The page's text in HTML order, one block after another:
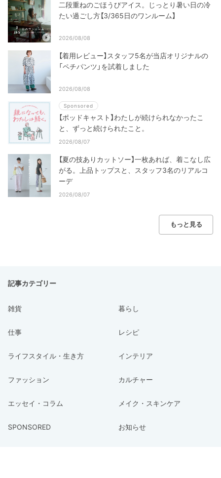
二段重ねのごほうびアイス。じっとり暑い日の冷
たい過ごし方【3/365日のワンルーム】
2026/08/08
【着用レビュー】スタッフ5名が当店オリジナルの
「ペチパンツ」を試着しました
2026/08/08
Sponsored
【ポッドキャスト】わたしが続けられなかったこ
と、ずっと続けられたこと。
2026/08/07
【夏の技ありカットソー】一枚あれば、着こなし広
がる。上品トップスと、スタッフ3名のリアルコ
ーデ
2026/08/07
もっと見る
記事カテゴリー
雑貨 暮らし
仕事 レシピ
ライフスタイル・生き方 インテリア
ファッション カルチャー
エッセイ・コラム メイク・スキンケア
SPONSORED お知らせ